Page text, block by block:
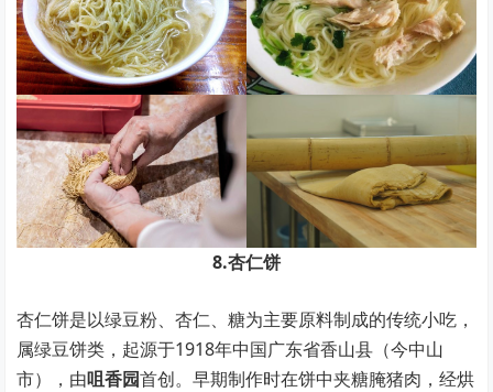
8.杏仁饼
杏仁饼是以绿豆粉、杏仁、糖为主要原料制成的传统小吃，
属绿豆饼类，起源于1918年中国广东省香山县（今中山
市），由咀香园首创。早期制作时在饼中夹糖腌猪肉，经烘